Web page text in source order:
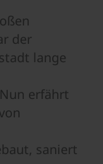
der
lange
erfährt
saniert